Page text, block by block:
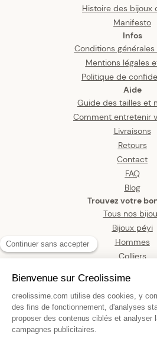
Histoire des bijoux
Manifesto
Infos
Conditions
Mentions légales
Politique de
Aide
Guide des tailles et
Comment entretenir
Livraisons
Retours
Contact
FAQ
Blog
Trouvez votre
Tous nos
Bijoux péyi
Hommes
Colliers
Bracelets
Pendentifs
Bagues